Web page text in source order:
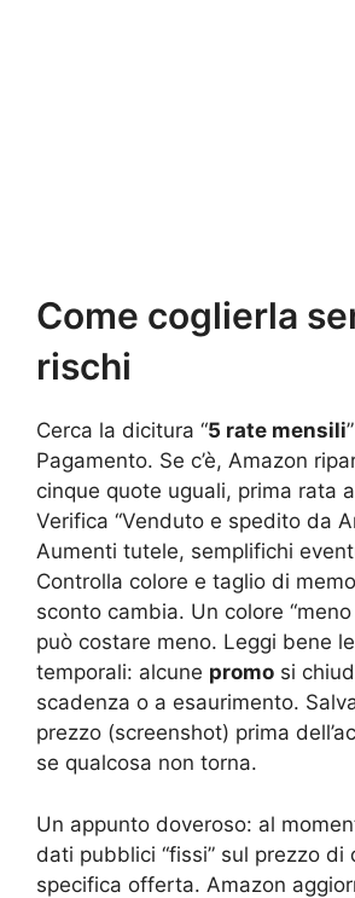
Come coglierla
rischi
Cerca la dicitura “5 rate mensili
Pagamento. Se c’è, Amazon
cinque quote uguali, prima rata
Verifica “Venduto e spedito da
Aumenti tutele, semplifichi
Controlla colore e taglio di
sconto cambia. Un colore
può costare meno. Leggi bene
temporali: alcune promo si
scadenza o a esaurimento.
prezzo (screenshot) prima
se qualcosa non torna.
Un appunto doveroso: al
dati pubblici “fissi” sul prezzo di
specifica offerta. Amazon